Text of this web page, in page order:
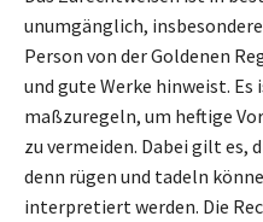
unumgänglich,
Person von der Goldenen
und gute Werke hinweist.
maßzuregeln, um heftige
zu vermeiden. Dabei gilt es,
denn rügen und tadeln
interpretiert werden. Die